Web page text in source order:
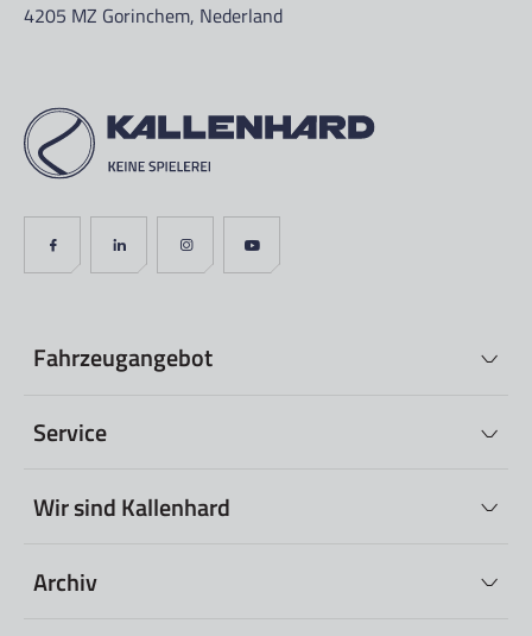
4205 MZ Gorinchem, Nederland
Fahrzeugangebot
Service
Wir sind Kallenhard
Archiv